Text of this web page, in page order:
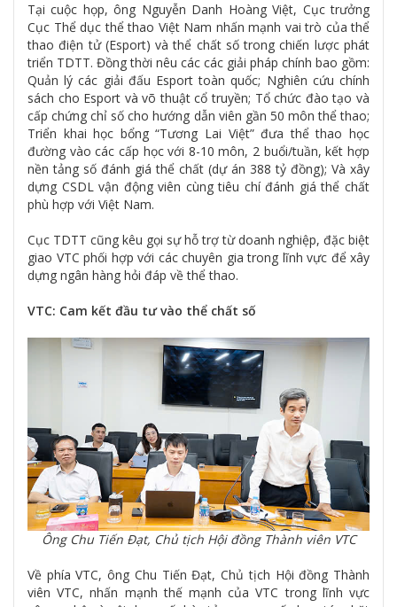
Tại cuộc họp, ông Nguyễn Danh Hoàng Việt, Cục trưởng
Cục Thể dục thể thao Việt Nam nhấn mạnh vai trò của thể
thao điện tử (Esport) và thể chất số trong chiến lược phát
triển TDTT. Đồng thời nêu các các giải pháp chính bao gồm:
Quản lý các giải đấu Esport toàn quốc; Nghiên cứu chính
sách cho Esport và võ thuật cổ truyền; Tổ chức đào tạo và
cấp chứng chỉ số cho hướng dẫn viên gần 50 môn thể thao;
Triển khai học bổng “Tương Lai Việt” đưa thể thao học
đường vào các cấp học với 8-10 môn, 2 buổi/tuần, kết hợp
nền tảng số đánh giá thể chất (dự án 388 tỷ đồng); Và xây
dựng CSDL vận động viên cùng tiêu chí đánh giá thể chất
phù hợp với Việt Nam.
Cục TDTT cũng kêu gọi sự hỗ trợ từ doanh nghiệp, đặc biệt
giao VTC phối hợp với các chuyên gia trong lĩnh vực để xây
dựng ngân hàng hỏi đáp về thể thao.
VTC: Cam kết đầu tư vào thể chất số
Ông Chu Tiến Đạt, Chủ tịch Hội đồng Thành viên VTC
Về phía VTC, ông Chu Tiến Đạt, Chủ tịch Hội đồng Thành
viên VTC, nhấn mạnh thế mạnh của VTC trong lĩnh vực